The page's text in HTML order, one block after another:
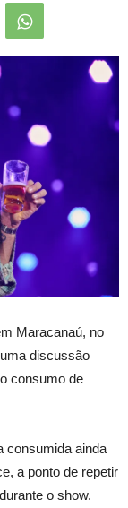
Maracanaú, no
discussão
consumo de
consumida ainda
a ponto de repetir
o show.